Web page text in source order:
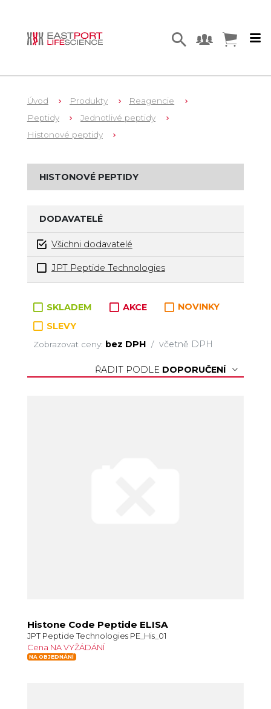
Úvod Produkty
Reagencie
Peptidy
Jednotlivé peptidy
Histonové peptidy
HISTONOVÉ PEPTIDY
DODAVATELÉ
Všichni dodavatelé
JPT Peptide Technologies
Zboží v kategorii
SKLADEM AKCE
NOVINKY
SLEVY
Zobrazovat ceny: bez DPH / včetně DPH
ŘADIT PODLE DOPORUČENÍ
Histone Code Peptide ELISA
JPT Peptide Technologies PE_His_01
Cena NA VYŽÁDÁNÍ
NA OBJEDNÁNÍ